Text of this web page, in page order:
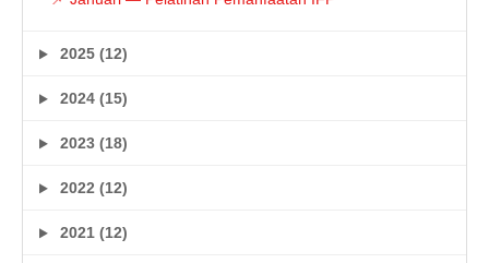
2025 (12)
2024 (15)
2023 (18)
2022 (12)
2021 (12)